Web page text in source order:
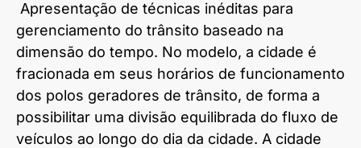
Apresentação de técnicas inéditas para
gerenciamento do trânsito baseado na
dimensão do tempo. No modelo, a cidade é
fracionada em seus horários de funcionamento
dos polos geradores de trânsito, de forma a
possibilitar uma divisão equilibrada do fluxo de
veículos ao longo do dia da cidade. A cidade